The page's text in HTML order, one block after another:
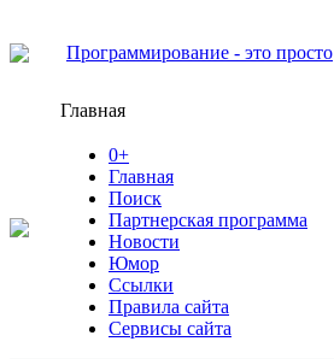
Программирование - это просто
Главная
0+
Главная
Поиск
Партнерская программа
Новости
Юмор
Ссылки
Правила сайта
Сервисы сайта